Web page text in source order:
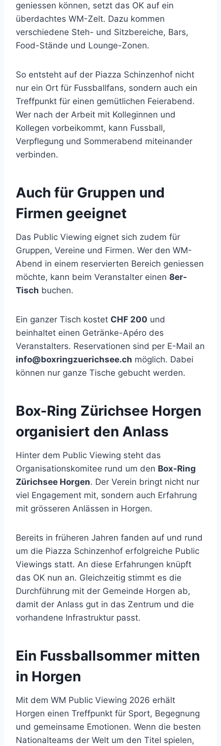
geniessen können, setzt das OK auf ein
überdachtes WM-Zelt. Dazu kommen
verschiedene Steh- und Sitzbereiche, Bars,
Food-Stände und Lounge-Zonen.
So entsteht auf der Piazza Schinzenhof nicht
nur ein Ort für Fussballfans, sondern auch ein
Treffpunkt für einen gemütlichen Feierabend.
Wer nach der Arbeit mit Kolleginnen und
Kollegen vorbeikommt, kann Fussball,
Verpflegung und Sommerabend miteinander
verbinden.
Auch für Gruppen und
Firmen geeignet
Das Public Viewing eignet sich zudem für
Gruppen, Vereine und Firmen. Wer den WM-
Abend in einem reservierten Bereich geniessen
möchte, kann beim Veranstalter einen 8er-
Tisch buchen.
Ein ganzer Tisch kostet CHF 200 und
beinhaltet einen Getränke-Apéro des
Veranstalters. Reservationen sind per E-Mail an
info@boxringzuerichsee.ch möglich. Dabei
können nur ganze Tische gebucht werden.
Box-Ring Zürichsee Horgen
organisiert den Anlass
Hinter dem Public Viewing steht das
Organisationskomitee rund um den Box-Ring
Zürichsee Horgen. Der Verein bringt nicht nur
viel Engagement mit, sondern auch Erfahrung
mit grösseren Anlässen in Horgen.
Bereits in früheren Jahren fanden auf und rund
um die Piazza Schinzenhof erfolgreiche Public
Viewings statt. An diese Erfahrungen knüpft
das OK nun an. Gleichzeitig stimmt es die
Durchführung mit der Gemeinde Horgen ab,
damit der Anlass gut in das Zentrum und die
vorhandene Infrastruktur passt.
Ein Fussballsommer mitten
in Horgen
Mit dem WM Public Viewing 2026 erhält
Horgen einen Treffpunkt für Sport, Begegnung
und gemeinsame Emotionen. Wenn die besten
Nationalteams der Welt um den Titel spielen,